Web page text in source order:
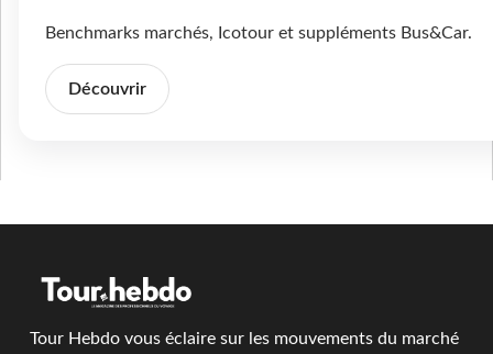
Benchmarks marchés, Icotour et suppléments Bus&Car.
Découvrir
Tour Hebdo vous éclaire sur les mouvements du marché